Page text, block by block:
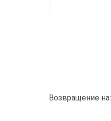
Возвращение на: